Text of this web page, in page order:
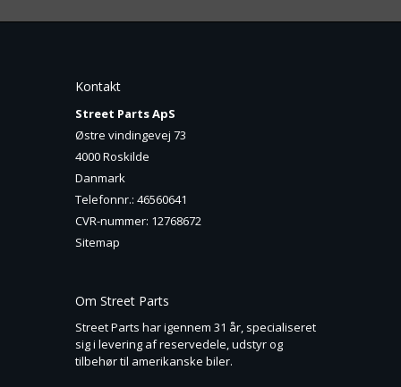
Kontakt
Street Parts ApS
Østre vindingevej 73
4000 Roskilde
Danmark
Telefonnr.: 46560641
CVR-nummer: 12768672
Sitemap
Om Street Parts
Street Parts har igennem 31 år, specialiseret
sig i levering af reservedele, udstyr og
tilbehør til amerikanske biler.